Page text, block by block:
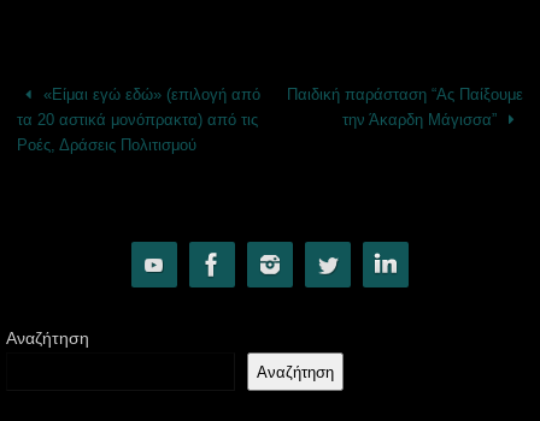
«Είμαι εγώ εδώ» (επιλογή από
τα 20 αστικά μονόπρακτα) από τις
Ροές, Δράσεις Πολιτισμού
Παιδική παράσταση “Ας Παίξουμε
την Άκαρδη Μάγισσα”
Αναζήτηση
Αναζήτηση